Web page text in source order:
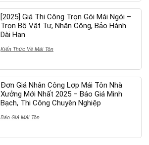
[2025] Giá Thi Công Trọn Gói Mái Ngói –
Trọn Bộ Vật Tư, Nhân Công, Bảo Hành
Dài Hạn
Kiến Thức Về Mái Tôn
Đơn Giá Nhân Công Lợp Mái Tôn Nhà
Xưởng Mới Nhất 2025 – Báo Giá Minh
Bạch, Thi Công Chuyên Nghiệp
Báo Giá Mái Tôn